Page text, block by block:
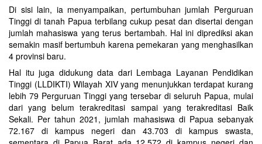
Di sisi lain, ia menyampaikan, pertumbuhan jumlah Perguruan
Tinggi di tanah Papua terbilang cukup pesat dan disertai dengan
jumlah mahasiswa yang terus bertambah. Hal ini diprediksi akan
semakin masif bertumbuh karena pemekaran yang menghasilkan
4 provinsi baru.
Hal itu juga didukung data dari Lembaga Layanan Pendidikan
Tinggi (LLDIKTI) Wilayah XIV yang menunjukkan terdapat kurang
lebih 79 Perguruan Tinggi yang tersebar di seluruh Papua, mulai
dari yang belum terakreditasi sampai yang terakreditasi Baik
Sekali. Per tahun 2021, jumlah mahasiswa di Papua sebanyak
72.167 di kampus negeri dan 43.703 di kampus swasta,